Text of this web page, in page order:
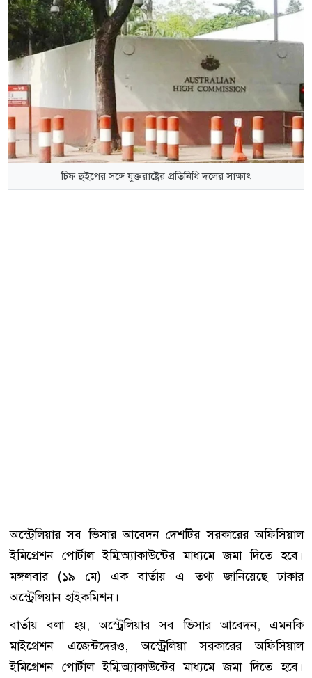
চিফ হুইপের সঙ্গে যুক্তরাষ্ট্রের প্রতিনিধি দলের সাক্ষাৎ
অস্ট্রেলিয়ার সব ভিসার আবেদন দেশটির সরকারের অফিসিয়াল
ইমিগ্রেশন পোর্টাল ইম্মিঅ্যাকাউন্টের মাধ্যমে জমা দিতে হবে।
মঙ্গলবার (১৯ মে) এক বার্তায় এ তথ্য জানিয়েছে ঢাকার
অস্ট্রেলিয়ান হাইকমিশন।
বার্তায় বলা হয়, অস্ট্রেলিয়ার সব ভিসার আবেদন, এমনকি
মাইগ্রেশন এজেন্টদেরও, অস্ট্রেলিয়া সরকারের অফিসিয়াল
ইমিগ্রেশন পোর্টাল ইম্মিঅ্যাকাউন্টের মাধ্যমে জমা দিতে হবে।